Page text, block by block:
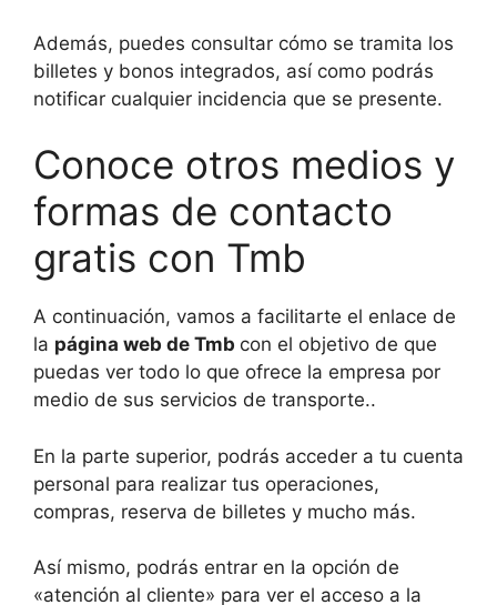
Además, puedes consultar cómo se tramita los
billetes y bonos integrados, así como podrás
notificar cualquier incidencia que se presente.
Conoce otros medios y
formas de contacto
gratis con Tmb
A continuación, vamos a facilitarte el enlace de
la página web de Tmb con el objetivo de que
puedas ver todo lo que ofrece la empresa por
medio de sus servicios de transporte..
En la parte superior, podrás acceder a tu cuenta
personal para realizar tus operaciones,
compras, reserva de billetes y mucho más.
Así mismo, podrás entrar en la opción de
«atención al cliente» para ver el acceso a la